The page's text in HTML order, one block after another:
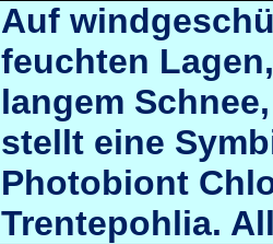
Auf
feuchten
langem
stellt eine
Photobiont
Trentepohlia.